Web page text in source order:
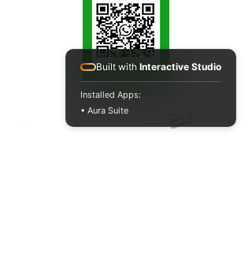
ACREDITACIONES Y CONVENIOS NACIONALES E INTERNACIONALES
Built with Interactive Studio
Installed Apps:
• Aura Suite